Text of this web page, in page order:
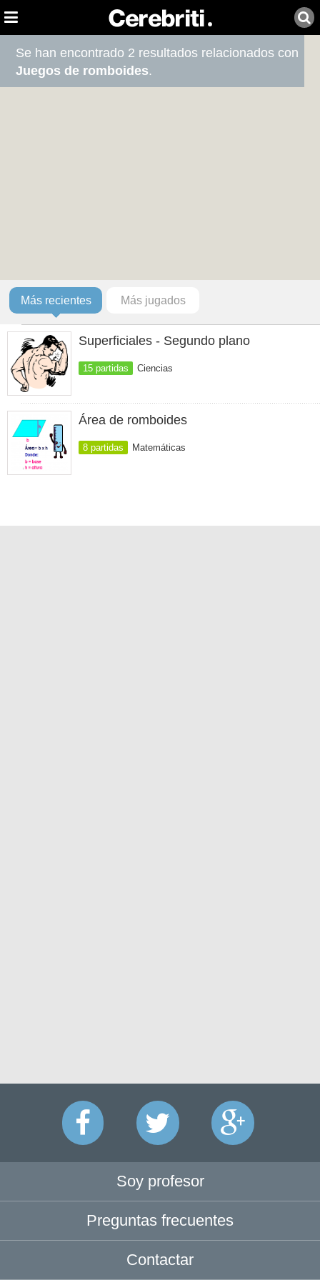
Se han encontrado 2 resultados relacionados con
Juegos de romboides.
Más recientes Más jugados
Superficiales - Segundo plano
15 partidas Ciencias
Área de romboides
8 partidas Matemáticas
Soy profesor
Preguntas frecuentes
Contactar